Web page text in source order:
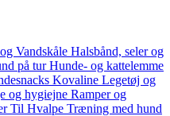
Vandskåle Halsbånd, seler og
på tur Hunde- og kattelemme
Kovaline Legetøj og
og hygiejne Ramper og
Til Hvalpe Træning med hund